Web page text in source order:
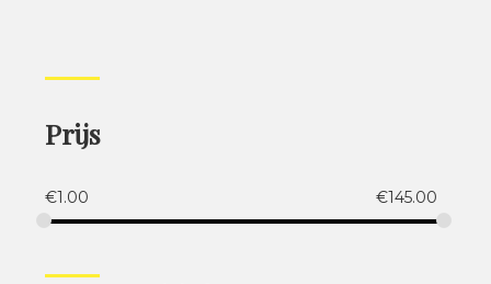
Prijs
€1.00 €145.00